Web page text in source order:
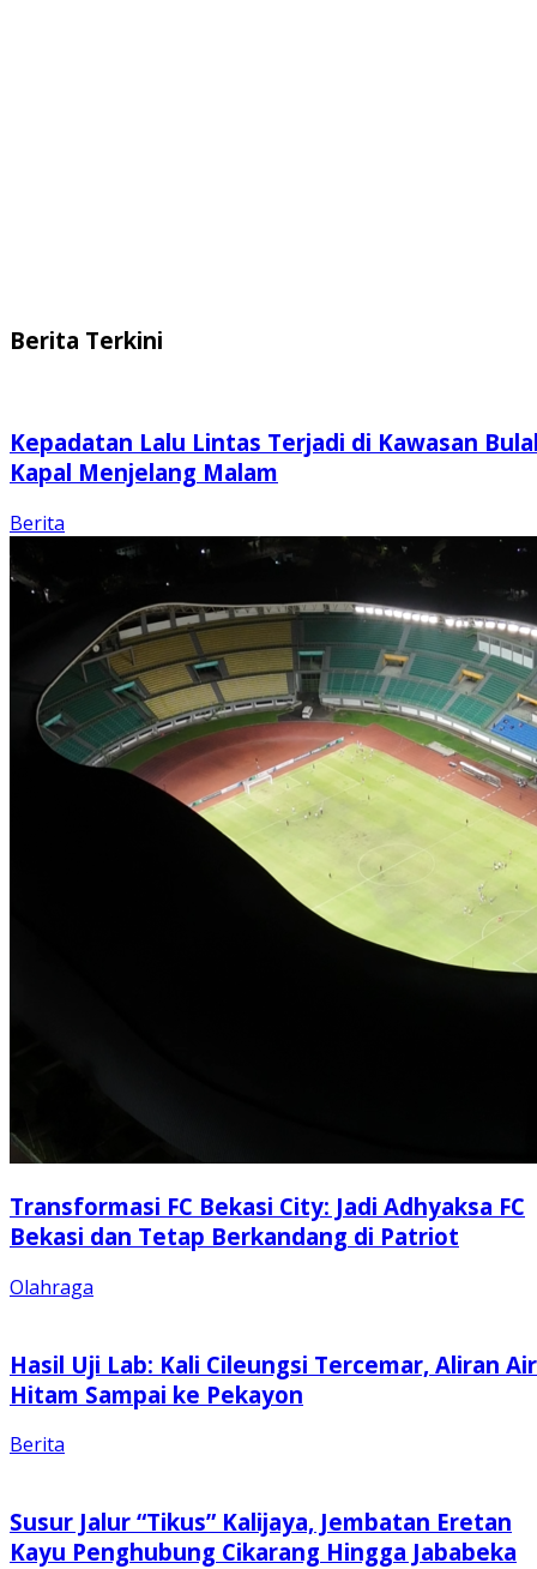
Berita Terkini
Kepadatan Lalu Lintas Terjadi di Kawasan
Kapal Menjelang Malam
Berita
Transformasi FC Bekasi City: Jadi Adhyaksa FC
Bekasi dan Tetap Berkandang di Patriot
Olahraga
Hasil Uji Lab: Kali Cileungsi Tercemar, Aliran Air
Hitam Sampai ke Pekayon
Berita
Susur Jalur “Tikus” Kalijaya, Jembatan Eretan
Kayu Penghubung Cikarang Hingga Jababeka